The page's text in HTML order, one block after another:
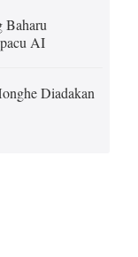
Baharu
AI
Diadakan